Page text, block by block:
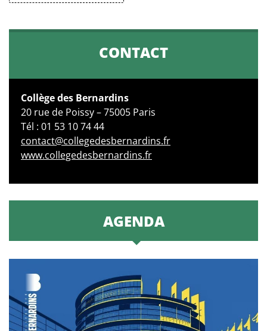
CONTACT
Collège des Bernardins
20 rue de Poissy – 75005 Paris
Tél : 01 53 10 74 44
contact@collegedesbernardins.fr
www.collegedesbernardins.fr
AGENDA